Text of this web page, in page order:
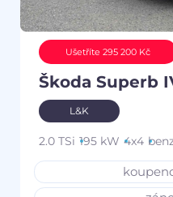
Ušetříte 295 200 Kč
Škoda Superb
L&K
2.0 TSi 195 kW 4x4